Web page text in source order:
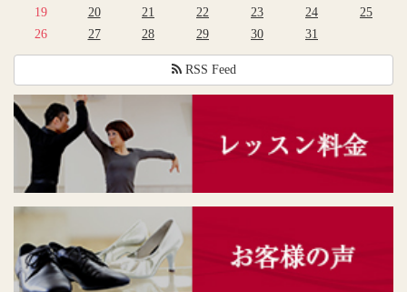
19
20 21 22 23 24
25
26
27 28 29 30 31
RSS Feed